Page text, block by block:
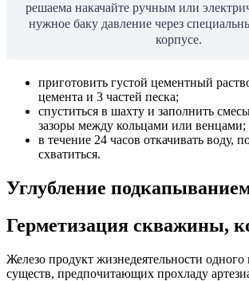
решаема накачайте ручным или
нужное баку давление через
корпусе.
приготовить густой цементный
цемента и 3 частей песка;
спуститься в шахту и заполнить
зазоры между кольцами или венцами;
в течение 24 часов откачивать воду,
схватиться.
Углубление
Герметизация скважины,
Железо продукт жизнедеятельности
существ, предпочитающих прохладу